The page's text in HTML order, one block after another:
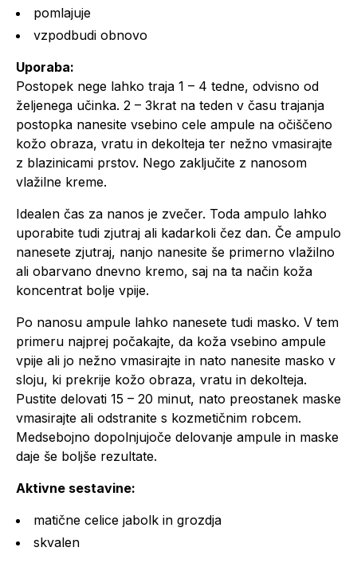
pomlajuje
vzpodbudi obnovo
Uporaba:
Postopek nege lahko traja 1 – 4 tedne, odvisno od
željenega učinka. 2 – 3krat na teden v času trajanja
postopka nanesite vsebino cele ampule na očiščeno
kožo obraza, vratu in dekolteja ter nežno vmasirajte
z blazinicami prstov. Nego zaključite z nanosom
vlažilne kreme.
Idealen čas za nanos je zvečer. Toda ampulo lahko
uporabite tudi zjutraj ali kadarkoli čez dan. Če ampulo
nanesete zjutraj, nanjo nanesite še primerno vlažilno
ali obarvano dnevno kremo, saj na ta način koža
koncentrat bolje vpije.
Po nanosu ampule lahko nanesete tudi masko. V tem
primeru najprej počakajte, da koža vsebino ampule
vpije ali jo nežno vmasirajte in nato nanesite masko v
sloju, ki prekrije kožo obraza, vratu in dekolteja.
Pustite delovati 15 – 20 minut, nato preostanek maske
vmasirajte ali odstranite s kozmetičnim robcem.
Medsebojno dopolnjujoče delovanje ampule in maske
daje še boljše rezultate.
Aktivne sestavine:
matične celice jabolk in grozdja
skvalen